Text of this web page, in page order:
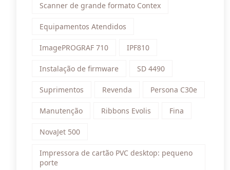
Scanner de grande formato Contex
Equipamentos Atendidos
ImagePROGRAF 710 IPF810
Instalação de firmware SD 4490
Suprimentos Revenda Persona C30e
Manutenção Ribbons Evolis Fina
NovaJet 500
Impressora de cartão PVC desktop: pequeno
porte